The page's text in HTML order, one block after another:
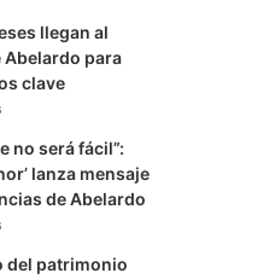
llegan al
Abelardo para
clave
no será fácil”:
lanza mensaje
de Abelardo
del patrimonio